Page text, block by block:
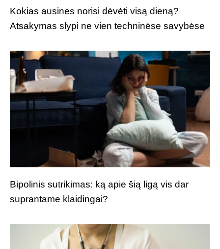
Kokias ausines norisi dėvėti visą dieną?
Atsakymas slypi ne vien techninėse savybėse
Bipolinis sutrikimas: ką apie šią ligą vis dar
suprantame klaidingai?